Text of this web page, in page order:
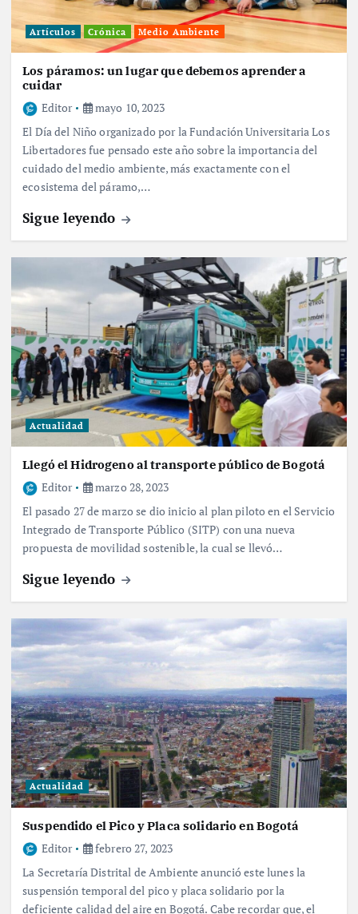
Artículos Crónica Medio Ambiente
Los páramos: un lugar que debemos aprender a
cuidar
Editor
mayo 10, 2023
El Día del Niño organizado por la Fundación Universitaria Los
Libertadores fue pensado este año sobre la importancia del
cuidado del medio ambiente, más exactamente con el
ecosistema del páramo,…
Sigue leyendo
Actualidad
Llegó el Hidrogeno al transporte público de Bogotá
Editor
marzo 28, 2023
El pasado 27 de marzo se dio inicio al plan piloto en el Servicio
Integrado de Transporte Público (SITP) con una nueva
propuesta de movilidad sostenible, la cual se llevó…
Sigue leyendo
Actualidad
Suspendido el Pico y Placa solidario en Bogotá
Editor
febrero 27, 2023
La Secretaría Distrital de Ambiente anunció este lunes la
suspensión temporal del pico y placa solidario por la
deficiente calidad del aire en Bogotá. Cabe recordar que, el